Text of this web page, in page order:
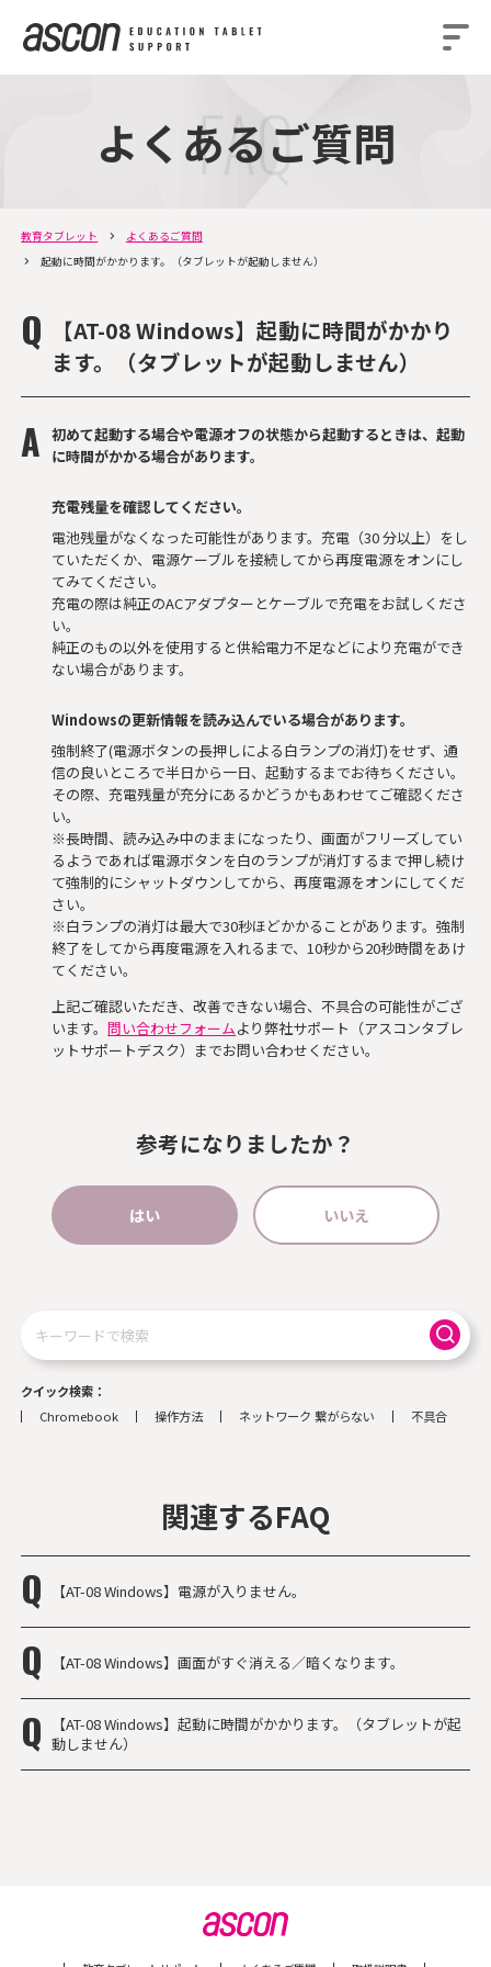
よくあるご質問
教育タブレット
よくあるご質問
起動に時間がかかります。（タブレットが起動しません）
【AT-08 Windows】起動に時間がかかり
ます。（タブレットが起動しません）
初めて起動する場合や電源オフの状態から起動するときは、起動
に時間がかかる場合があります。
充電残量を確認してください。
電池残量がなくなった可能性があります。充電（30 分以上）をし
ていただくか、電源ケーブルを接続してから再度電源をオンにし
てみてください。
充電の際は純正のACアダプターとケーブルで充電をお試しくださ
い。
純正のもの以外を使用すると供給電力不足などにより充電ができ
ない場合があります。
Windowsの更新情報を読み込んでいる場合があります。
強制終了(電源ボタンの長押しによる白ランプの消灯)をせず、通
信の良いところで半日から一日、起動するまでお待ちください。
その際、充電残量が充分にあるかどうかもあわせてご確認くださ
い。
※長時間、読み込み中のままになったり、画面がフリーズしてい
るようであれば電源ボタンを白のランプが消灯するまで押し続け
て強制的にシャットダウンしてから、再度電源をオンにしてくだ
さい。
※白ランプの消灯は最大で30秒ほどかかることがあります。強制
終了をしてから再度電源を入れるまで、10秒から20秒時間をあけ
てください。
上記ご確認いただき、改善できない場合、不具合の可能性がござ
います。問い合わせフォームより弊社サポート（アスコンタブレ
ットサポートデスク）までお問い合わせください。
参考になりましたか？
はい いいえ
検
索
クイック検索
Chromebook
操作方法 ネットワーク 繋がらない 不具合
関連するFAQ
【AT-08 Windows】電源が入りません。
【AT-08 Windows】画面がすぐ消える／暗くなります。
【AT-08 Windows】起動に時間がかかります。（タブレットが起
動しません）